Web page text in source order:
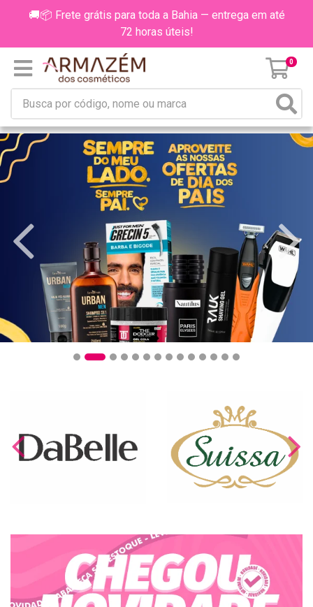
🚚📦 Frete grátis para toda a Bahia — entrega em até
72 horas úteis!
0